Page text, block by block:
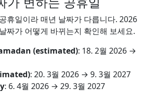
휴일이라 매년 날짜가 다릅니다. 2026
짜가 어떻게 바뀌는지 확인해 보세요.
(estimated): 18. 2월 2026 →
: 20. 3월 2026 → 9. 3월 2027
: 6. 4월 2026 → 29. 3월 2027